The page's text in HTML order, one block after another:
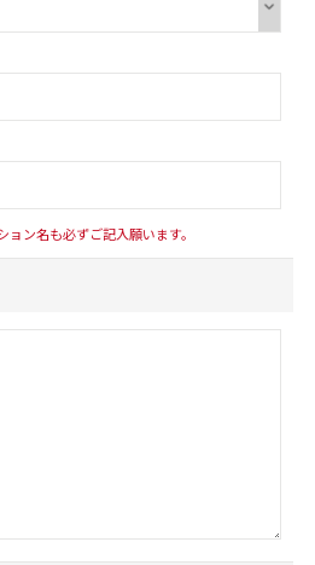
ン名も必ずご記入願います。